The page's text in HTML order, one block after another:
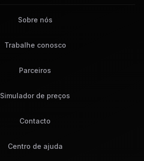
Sobre nós
Trabalhe conosco
Parceiros
Simulador de preços
Contacto
Centro de ajuda